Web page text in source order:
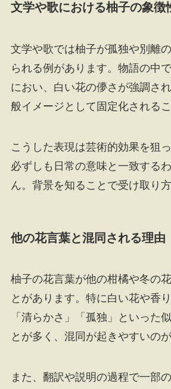
文学や歌における柚子の象徴
文学や歌では柚子が孤独や別離
られる例があります。物語の中
におい、白い花の儚さが強調さ
般イメージとして固定化される
こうした表現は芸術的効果を狙
必ずしも日常の意味と一致する
ん。背景を知ることで受け取り
他の花言葉と混同される理由
柚子の花言葉が他の柑橘や冬の
とがあります。特に白い花や香
「清らかさ」「孤独」といった
とが多く、混同が起きやすいのが
また、翻訳や説明の過程で一部